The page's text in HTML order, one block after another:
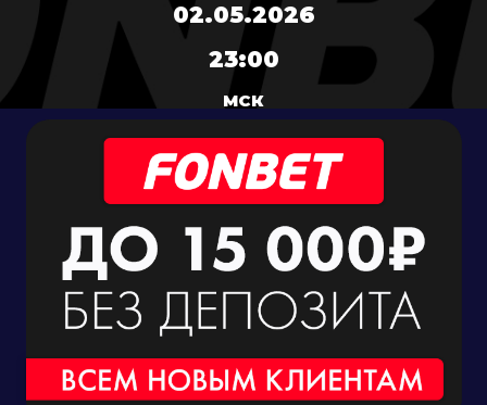
02.05.2026
23:00
МСК